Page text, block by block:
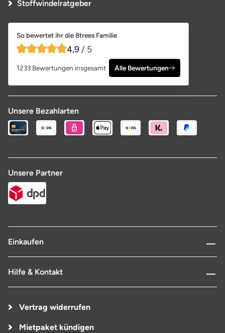
Stoffwindelratgeber
So bewertet ihr die 8trees Familie
4,9 von 5 Sternen
4,9 / 5
1233 Bewertungen insgesamt Alle Bewertungen
Unsere Bezahlarten
Unsere Partner
Einkaufen
Hilfe & Kontakt
Vertrag widerrufen
Mietpaket kündigen